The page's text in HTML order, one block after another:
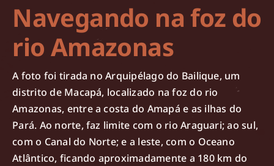
Navegando na foz do
rio Amazonas
A foto foi tirada no Arquipélago do Bailique, um
distrito de Macapá, localizado na foz do rio
Amazonas, entre a costa do Amapá e as ilhas do
Pará. Ao norte, faz limite com o rio Araguari; ao sul,
com o Canal do Norte; e a leste, com o Oceano
Atlântico, ficando aproximadamente a 180 km do